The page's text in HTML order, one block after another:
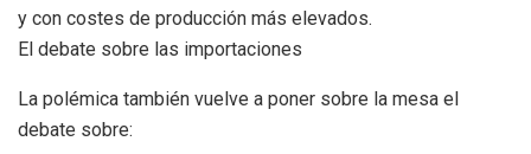
y con costes de producción más elevados.
El debate sobre las importaciones
La polémica también vuelve a poner sobre la mesa el
debate sobre: